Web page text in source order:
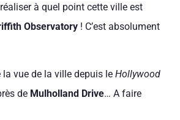
à quel point cette ville est
Observatory! C’est absolument
la vue de la ville depuis le Hollywood
de Mulholland Drive… A faire